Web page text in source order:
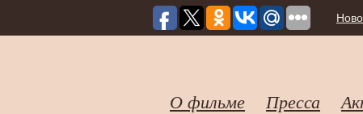
О фильме Пресса